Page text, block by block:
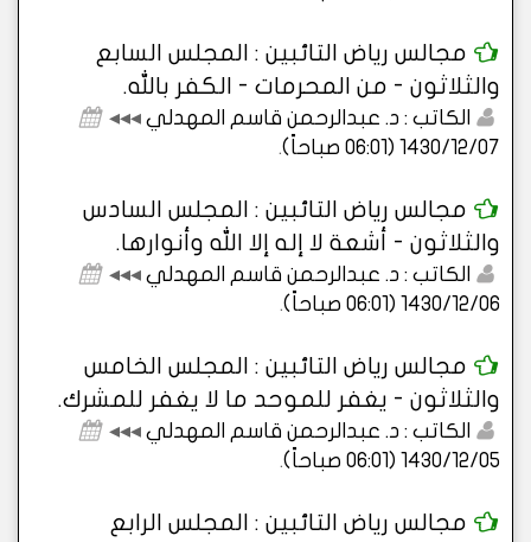
مجالس رياض التائبين : المجلس السابع
والثلاثون - من المحرمات - الكفر بالله.
الكاتب : د. عبدالرحمن قاسم المهدلي ◂◂◂
1430/12/07 (06:01 صباحاً)
.
مجالس رياض التائبين : المجلس السادس
والثلاثون - أشعة لا إله إلا الله وأنوارها.
الكاتب : د. عبدالرحمن قاسم المهدلي ◂◂◂
1430/12/06 (06:01 صباحاً)
.
مجالس رياض التائبين : المجلس الخامس
والثلاثون - يغفر للموحد ما لا يغفر للمشرك.
الكاتب : د. عبدالرحمن قاسم المهدلي ◂◂◂
1430/12/05 (06:01 صباحاً)
.
مجالس رياض التائبين : المجلس الرابع